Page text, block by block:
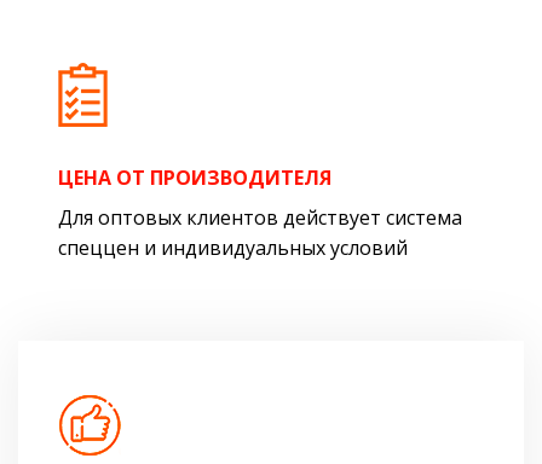
ЦЕНА ОТ ПРОИЗВОДИТЕЛЯ
Для оптовых клиентов действует система
спеццен и индивидуальных условий